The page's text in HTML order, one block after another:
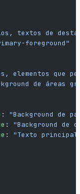
textos de
foreground"
elementos que
de áreas
: "Background de
: "Background de
: "Texto